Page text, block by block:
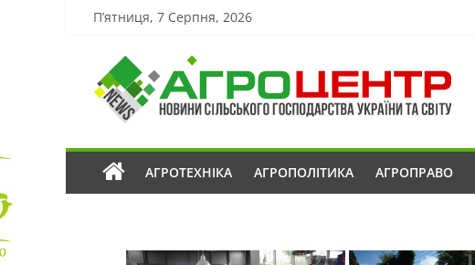
П’ятниця, 7 Серпня, 2026
АГРОТЕХНІКА АГРОПОЛІТИКА АГРОПРАВО